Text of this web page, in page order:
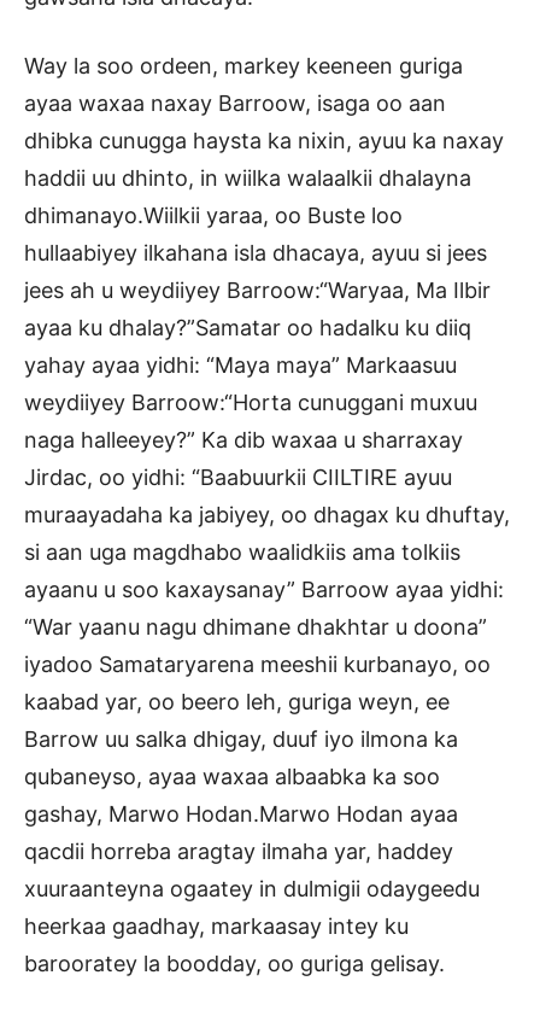
Way la soo ordeen, markey keeneen guriga
ayaa waxaa naxay Barroow, isaga oo aan
dhibka cunugga haysta ka nixin, ayuu ka naxay
haddii uu dhinto, in wiilka walaalkii dhalayna
dhimanayo.Wiilkii yaraa, oo Buste loo
hullaabiyey ilkahana isla dhacaya, ayuu si jees
jees ah u weydiiyey Barroow:“Waryaa, Ma Ilbir
ayaa ku dhalay?”Samatar oo hadalku ku diiq
yahay ayaa yidhi: “Maya maya” Markaasuu
weydiiyey Barroow:“Horta cunuggani muxuu
naga halleeyey?” Ka dib waxaa u sharraxay
Jirdac, oo yidhi: “Baabuurkii CIILTIRE ayuu
muraayadaha ka jabiyey, oo dhagax ku dhuftay,
si aan uga magdhabo waalidkiis ama tolkiis
ayaanu u soo kaxaysanay” Barroow ayaa yidhi:
“War yaanu nagu dhimane dhakhtar u doona”
iyadoo Samataryarena meeshii kurbanayo, oo
kaabad yar, oo beero leh, guriga weyn, ee
Barrow uu salka dhigay, duuf iyo ilmona ka
qubaneyso, ayaa waxaa albaabka ka soo
gashay, Marwo Hodan.Marwo Hodan ayaa
qacdii horreba aragtay ilmaha yar, haddey
xuuraanteyna ogaatey in dulmigii odaygeedu
heerkaa gaadhay, markaasay intey ku
barooratey la boodday, oo guriga gelisay.